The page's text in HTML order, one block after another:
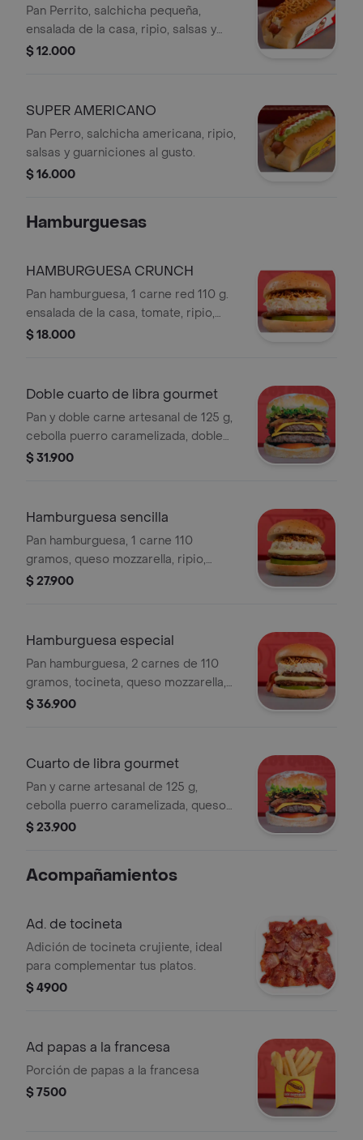
Pan Perrito, salchicha pequeña,
ensalada de la casa, ripio, salsas y
guarniciones al gusto
$ 12.000
SUPER AMERICANO
Pan Perro, salchicha americana, ripio,
salsas y guarniciones al gusto.
$ 16.000
Hamburguesas
HAMBURGUESA CRUNCH
Pan hamburguesa, 1 carne red 110 g.
ensalada de la casa, tomate, ripio,
salsas y guarniciones al gusto.
$ 18.000
Doble cuarto de libra gourmet
Pan y doble carne artesanal de 125 g,
cebolla puerro caramelizada, doble
queso cheddar, tocineta, tomate.
tocineta o tártara.
$ 31.900
Hamburguesa sencilla
Pan hamburguesa, 1 carne 110
gramos, queso mozzarella, ripio,
ensalada de la casa, tomate y
$ 27.900
Hamburguesa especial
Pan hamburguesa, 2 carnes de 110
gramos, tocineta, queso mozzarella,
ripio, ensalada de la casa, tomate y
$ 36.900
Cuarto de libra gourmet
Pan y carne artesanal de 125 g,
cebolla puerro caramelizada, queso
cheddar, tocineta, tomate, lechuga y
$ 23.900
Acompañamientos
Ad. de tocineta
Adición de tocineta crujiente, ideal
para complementar tus platos.
$ 4900
Ad papas a la francesa
Porción de papas a la francesa
$ 7500